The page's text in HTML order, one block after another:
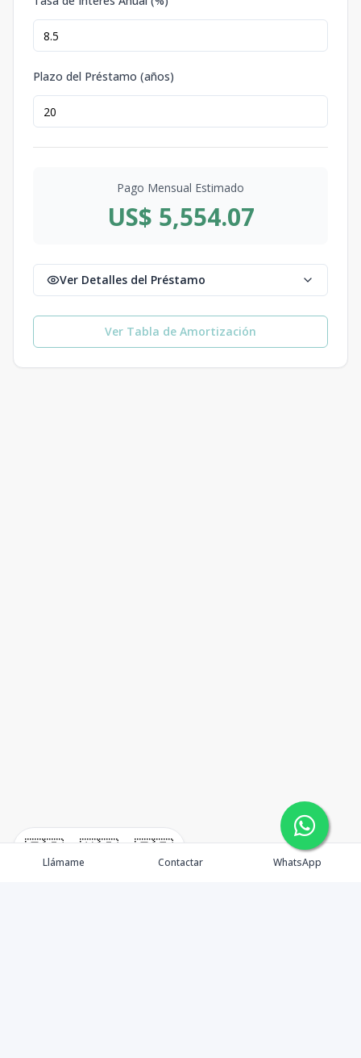
🇪🇸 🇺🇸 🇫🇷
Plazo del Préstamo (años)
Pago Mensual Estimado
US$ 5,554.07
Ver Detalles del Préstamo
Ver Tabla de Amortización
Llámame Contactar WhatsApp